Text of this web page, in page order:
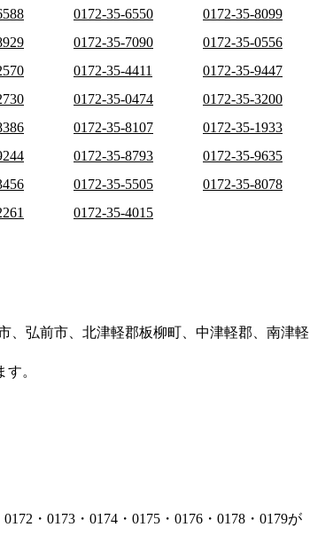
0172-35-6550
0172-35-8099
0172-35-7090
0172-35-0556
0172-35-4411
0172-35-9447
0172-35-0474
0172-35-3200
0172-35-8107
0172-35-1933
0172-35-8793
0172-35-9635
0172-35-5505
0172-35-8078
0172-35-4015
、弘前市、北津軽郡板柳町、中津軽郡、南津軽
。
・0173・0174・0175・0176・0178・0179が